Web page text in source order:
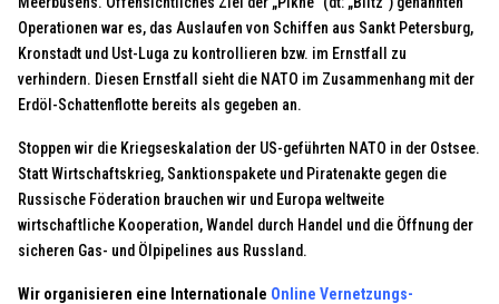
Operationen war es, das Auslaufen von Schiffen aus Sankt Petersburg,
Kronstadt und Ust-Luga zu kontrollieren bzw. im Ernstfall zu
verhindern. Diesen Ernstfall sieht die NATO im Zusammenhang mit der
Erdöl-Schattenflotte bereits als gegeben an.
Stoppen wir die Kriegseskalation der US-geführten NATO in der Ostsee.
Statt Wirtschaftskrieg, Sanktionspakete und Piratenakte gegen die
Russische Föderation brauchen wir und Europa weltweite
wirtschaftliche Kooperation, Wandel durch Handel und die Öffnung der
sicheren Gas- und Ölpipelines aus Russland.
Wir organisieren eine Internationale Online Vernetzungs-